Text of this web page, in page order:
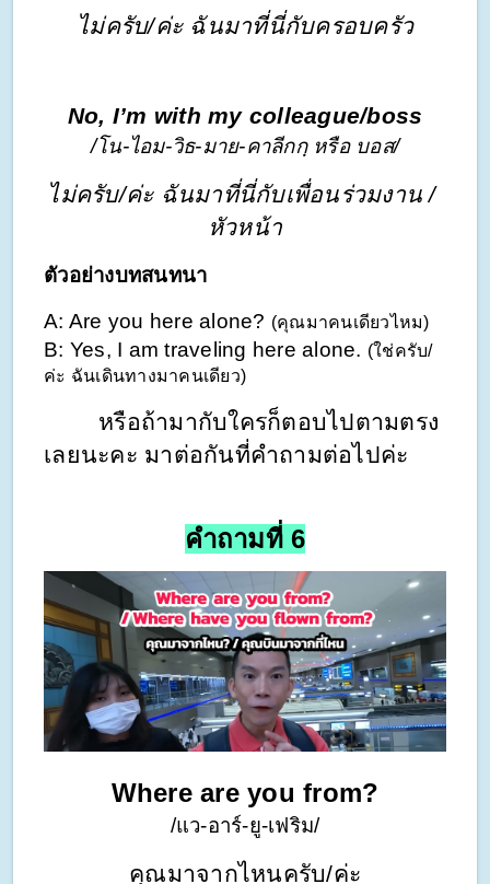
ไม่ครับ/ค่ะ ฉันมาที่นี่กับครอบครัว
No, I’m with my colleague/boss
/โน-ไอม-วิธ-มาย-คาลีกกฺ หรือ บอส/
ไม่ครับ/ค่ะ ฉันมาที่นี่กับเพื่อนร่วมงาน /
หัวหน้า
ตัวอย่างบทสนทนา
A: Are you here alone? (คุณมาคนเดียวไหม)
B: Yes, I am traveling here alone. (ใช่ครับ/
ค่ะ ฉันเดินทางมาคนเดียว)
หรือถ้ามากับใครก็ตอบไปตามตรง
เลยนะคะ มาต่อกันที่คำถามต่อไปค่ะ
คำถามที่ 6
Where are you from?
/แว-อาร์-ยู-เฟริม/
คุณมาจากไหนครับ/ค่ะ